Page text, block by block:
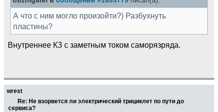
А что с ним могло произойти?) Разбухнуть
пластины?
Внутреннее КЗ с заметным током саморязряда.
wrest
Re: Не взорвется ли электрический трициклет по пути до
сервиса?